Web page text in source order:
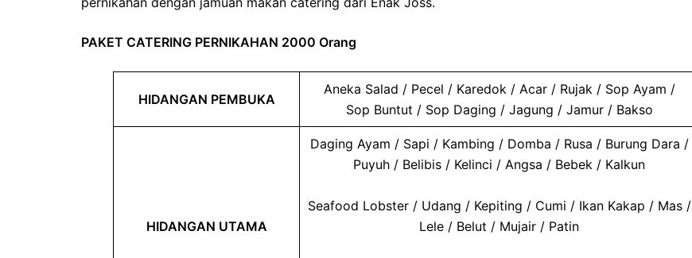
PAKET CATERING PERNIKAHAN 2000 Orang
HIDANGAN PEMBUKA
Aneka Salad / Pecel / Karedok / Acar / Rujak / Sop Ayam /
Sop Buntut / Sop Daging / Jagung / Jamur / Bakso
HIDANGAN UTAMA
Daging Ayam / Sapi / Kambing / Domba / Rusa / Burung Dara /
Puyuh / Belibis / Kelinci / Angsa / Bebek / Kalkun
Seafood Lobster / Udang / Kepiting / Cumi / Ikan Kakap / Mas /
Lele / Belut / Mujair / Patin